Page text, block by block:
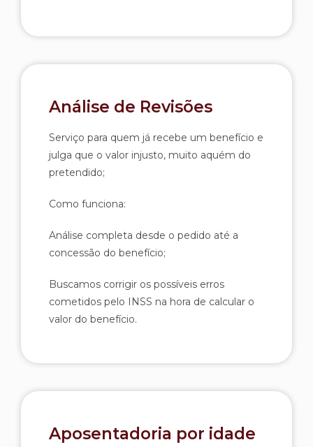
Análise de Revisões
Serviço para quem já recebe um benefício e
julga que o valor injusto, muito aquém do
pretendido;
Como funciona:
Análise completa desde o pedido até a
concessão do benefício;
Buscamos corrigir os possíveis erros
cometidos pelo INSS na hora de calcular o
valor do benefício.
Aposentadoria por idade